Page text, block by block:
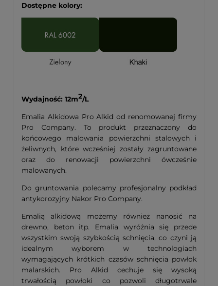
Dostępne kolory:
Wydajność: 12m2/L
Emalia Alkidowa Pro Alkid od renomowanej firmy
Pro Company. To produkt przeznaczony do
końcowego malowania powierzchni stalowych i
żeliwnych, które wcześniej zostały zagruntowane
oraz do renowacji powierzchni ówcześnie
malowanych.
Do gruntowania polecamy profesjonalny podkład
antykorozyjny Nakor Pro Company.
Emalią alkidową możemy również nanosić na
drewno, beton itp. Emalia wyróżnia się przede
wszystkim swoją szybkością schnięcia, co czyni ją
idealnym wyborem w technologiach
wymagających krótkich czasów schnięcia powłok
malarskich. Pro Alkid cechuje się wysoką
trwałością powłoki co pozwoli długotrwale